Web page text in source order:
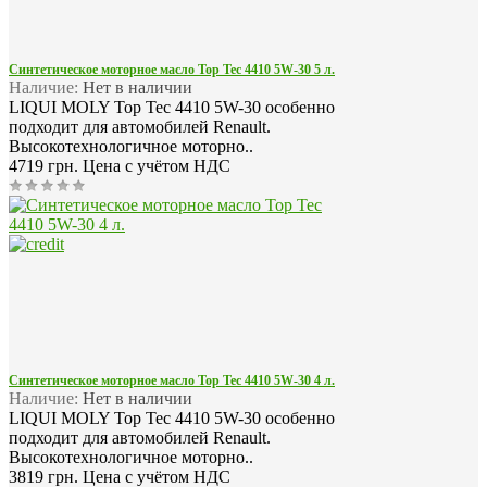
Синтетическое моторное масло Top Tec 4410 5W-30 5 л.
Наличие: Нет в наличии
LIQUI MOLY Top Tec 4410 5W-30 особенно
подходит для автомобилей Renault.
Высокотехнологичное моторно..
4719 грн. Цена с учётом НДС
Синтетическое моторное масло Top Tec 4410 5W-30 4 л.
Наличие: Нет в наличии
LIQUI MOLY Top Tec 4410 5W-30 особенно
подходит для автомобилей Renault.
Высокотехнологичное моторно..
3819 грн. Цена с учётом НДС